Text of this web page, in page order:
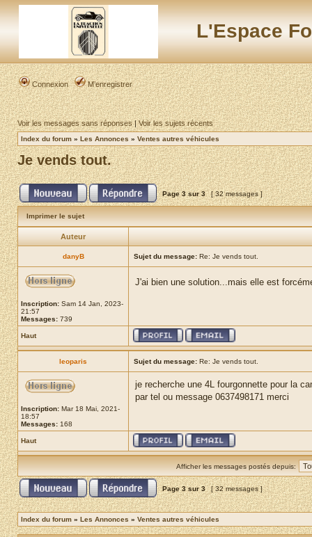
L'Espace
Connexion M’enregistrer
Voir les messages sans réponses|Voir les sujets récents
Index du forum » Les Annonces » Ventes autres véhicules
Je vends tout.
Page3sur3 [ 32 messages ]
Imprimer le sujet
Auteur
danyB Sujet du message: Re: Je vends tout.
Inscription: Sam 14 Jan, 2023-
21:57
Messages: 739
J'ai bien une solution...mais elle est
Haut
leoparis Sujet du message: Re: Je vends tout.
Inscription: Mar 18 Mai, 2021-
18:57
Messages: 168
je recherche une 4L fourgonnette pour la
par tel ou message 0637498171 merci
Haut
Afficher les messages postés depuis:
Page3sur3 [ 32 messages ]
Index du forum » Les Annonces » Ventes autres véhicules